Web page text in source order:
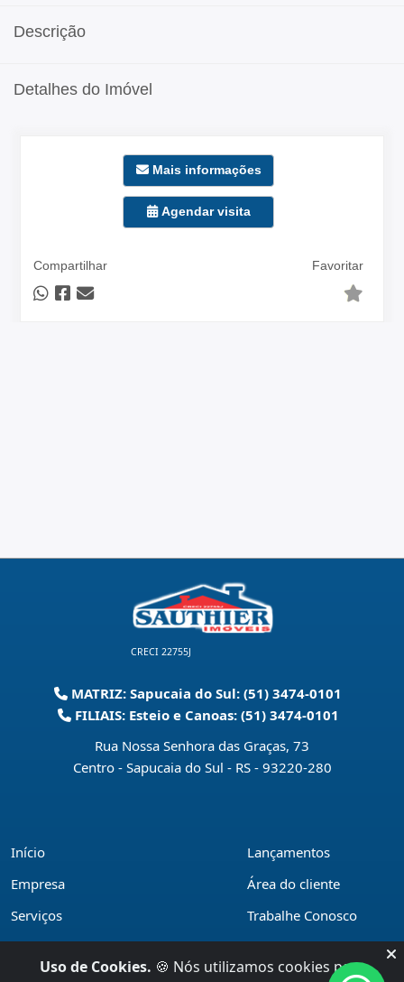
Descrição
Detalhes do Imóvel
Mais informações
Agendar visita
Compartilhar Favoritar
CRECI 22755J
MATRIZ: Sapucaia do Sul: (51) 3474-0101
FILIAIS: Esteio e Canoas: (51) 3474-0101
Rua Nossa Senhora das Graças, 73
Centro - Sapucaia do Sul - RS - 93220-280
Início
Empresa
Serviços
Financiamentos
Lançamentos
Área do cliente
Trabalhe Conosco
Políticas de privacidade
Uso de Cookies. 🍪 Nós utilizamos cookies para